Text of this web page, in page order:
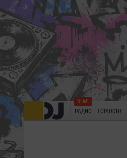
РАДИО TOP100DJ